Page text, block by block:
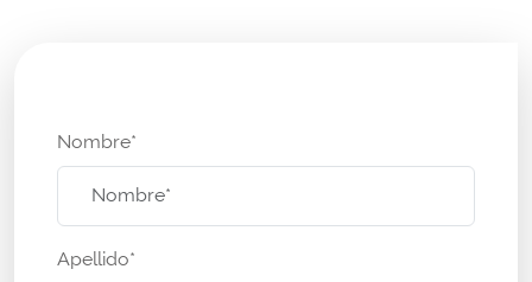
Nombre*
Apellido*